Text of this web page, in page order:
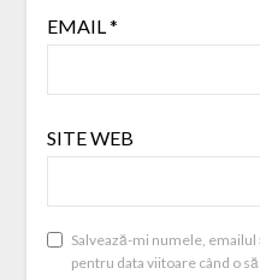
EMAIL*
SITE WEB
Salvează-mi numele,
pentru data viitoare când o